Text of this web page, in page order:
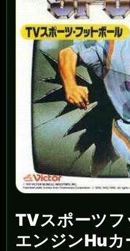
TVスポーツフ
エンジンHuカ